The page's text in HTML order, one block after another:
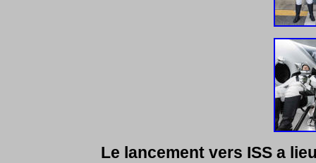
Le lancement vers ISS a